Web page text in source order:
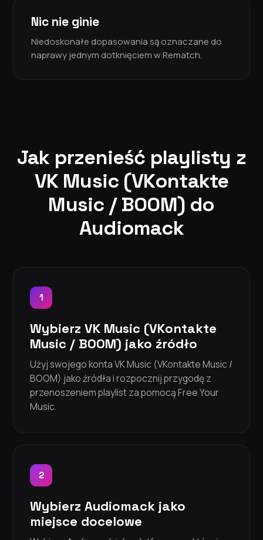
Nic nie ginie
Niedoskonałe dopasowania są oznaczane do
naprawy jednym dotknięciem w Rematch.
Jak przenieść playlisty z
VK Music (VKontakte
Music / BOOM) do
Audiomack
1
Wybierz VK Music (VKontakte
Music / BOOM) jako źródło
Użyj swojego konta VK Music (VKontakte Music /
BOOM) jako źródła i rozpocznij przygodę z
przenoszeniem playlist za pomocą Free Your
Music.
2
Wybierz Audiomack jako
miejsce docelowe